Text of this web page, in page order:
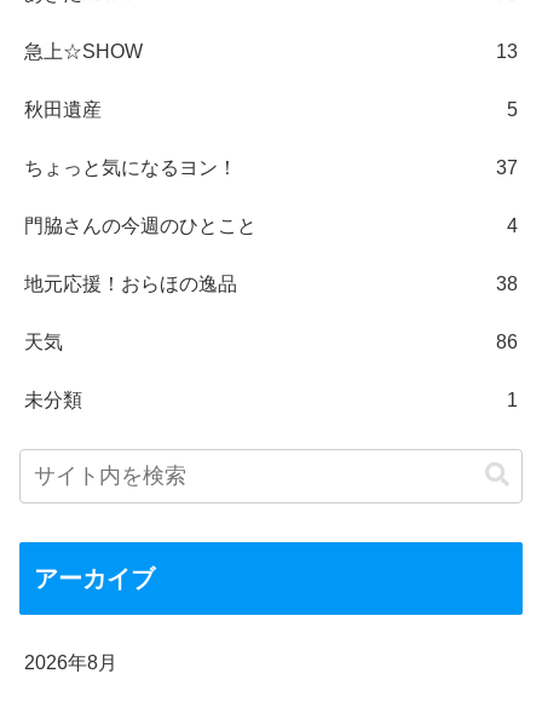
急上☆SHOW 13
秋田遺産 5
ちょっと気になるヨン！ 37
門脇さんの今週のひとこと 4
地元応援！おらほの逸品 38
天気 86
未分類 1
アーカイブ
2026年8月